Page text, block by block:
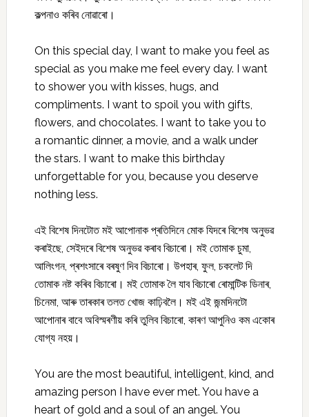
কল্পনাও কৰিব নোৱাৰো।
On this special day, I want to make you feel as
special as you make me feel every day. I want
to shower you with kisses, hugs, and
compliments. I want to spoil you with gifts,
flowers, and chocolates. I want to take you to
a romantic dinner, a movie, and a walk under
the stars. I want to make this birthday
unforgettable for you, because you deserve
nothing less.
এই বিশেষ দিনটোত মই আপোনাক প্ৰতিদিনে মোক যিদৰে বিশেষ অনুভৱ
কৰাইছে, সেইদৰে বিশেষ অনুভৱ কৰাব বিচাৰো। মই তোমাক চুমা,
আলিংগন, প্ৰশংসাৰে বৰষুণ দিব বিচাৰো। উপহাৰ, ফুল, চকলেট দি
তোমাক নষ্ট কৰিব বিচাৰো। মই তোমাক লৈ যাব বিচাৰো ৰোমান্টিক ডিনাৰ,
চিনেমা, আৰু তাৰকাৰ তলত খোজ কাঢ়িবলৈ। মই এই জন্মদিনটো
আপোনাৰ বাবে অবিস্মৰণীয় কৰি তুলিব বিচাৰো, কাৰণ আপুনিও কম একোৰ
যোগ্য নহয়।
You are the most beautiful, intelligent, kind, and
amazing person I have ever met. You have a
heart of gold and a soul of an angel. You